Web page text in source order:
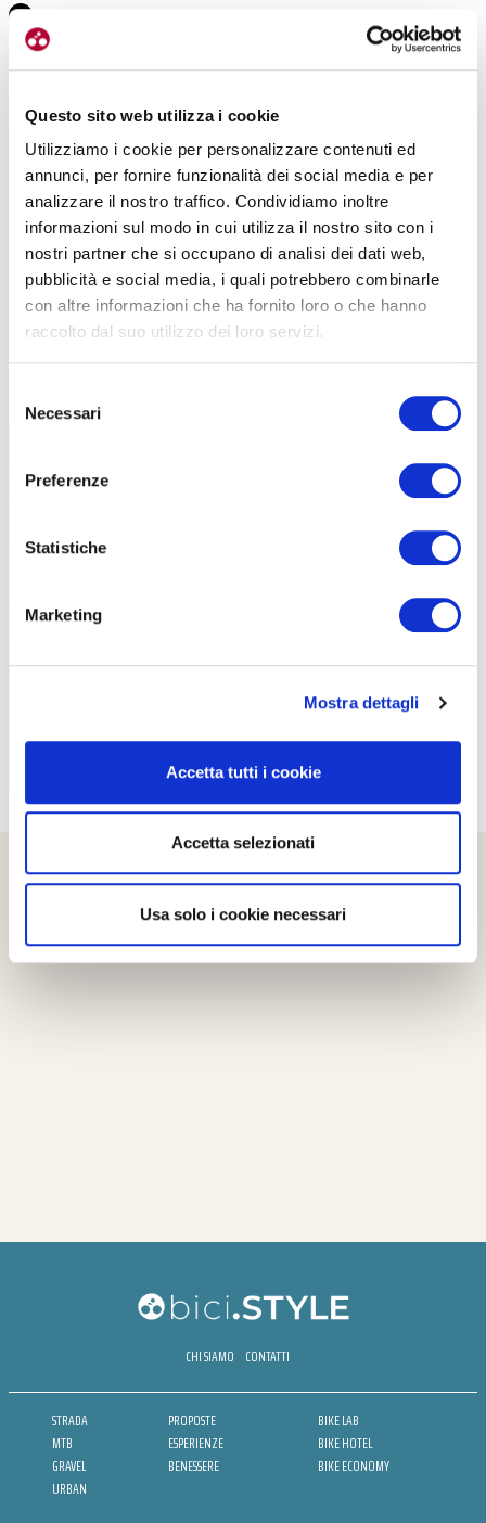
Questo sito web utilizza i cookie
Utilizziamo i cookie per personalizzare contenuti ed
annunci, per fornire funzionalità dei social media e per
analizzare il nostro traffico. Condividiamo inoltre
informazioni sul modo in cui utilizza il nostro sito con i
nostri partner che si occupano di analisi dei dati web,
pubblicità e social media, i quali potrebbero combinarle
con altre informazioni che ha fornito loro o che hanno
raccolto dal suo utilizzo dei loro servizi.
delNecessari
Preferenze
Statistiche
Marketing
Mostra dettagli
Accetta tutti i cookie
Accetta selezionati
Usa solo i cookie necessari
CHI SIAMO CONTATTI
STRADA
MTB
GRAVEL
URBAN
PROPOSTE
ESPERIENZE
BENESSERE
BIKE LAB
BIKE HOTEL
BIKE ECONOMY